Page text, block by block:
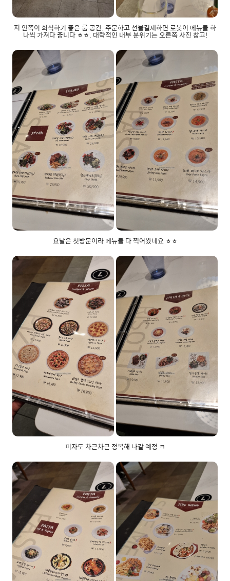
저 안쪽이 회식하기 좋은 룸 공간. 주문하고 선불결제하면 로봇이 메뉴들 하
나씩 가져다 줍니다 ㅎㅎ. 대략적인 내부 분위기는 오른쪽 사진 참고!
요날은 첫방문이라 메뉴들 다 찍어봤네요 ㅎㅎ
피자도 차근차근 정복해 나갈 예정 ㅋ